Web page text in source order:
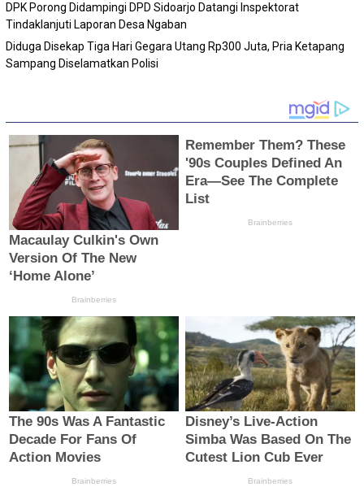
DPK Porong Didampingi DPD Sidoarjo Datangi Inspektorat
Tindaklanjuti Laporan Desa Ngaban
Diduga Disekap Tiga Hari Gegara Utang Rp300 Juta, Pria Ketapang
Sampang Diselamatkan Polisi